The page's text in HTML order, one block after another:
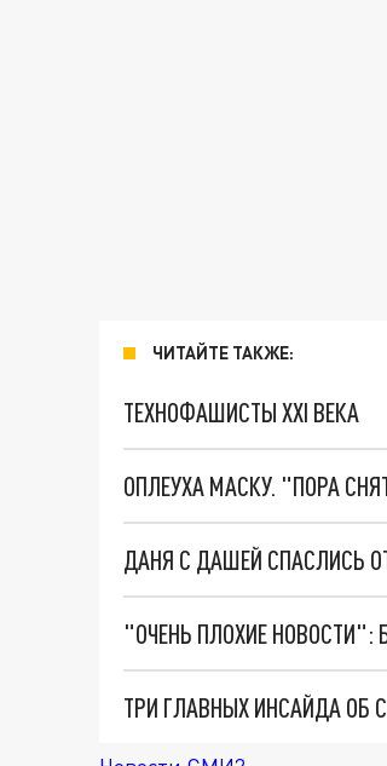
ЧИТАЙТЕ ТАКЖЕ:
ТЕХНОФАШИСТЫ XXI ВЕКА
ОПЛЕУХА МАСКУ. "ПОРА
ДАНЯ С ДАШЕЙ СПАСЛИСЬ